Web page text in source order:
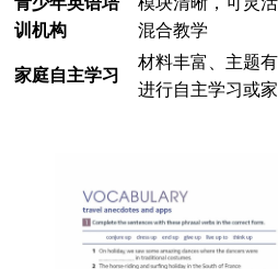
训机构
混合教学
家庭自主学习
材料丰富、主题
进行自主学习或